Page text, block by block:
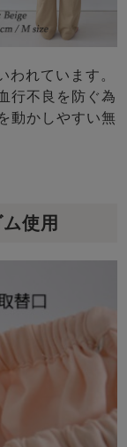
われています。
行不良を防ぐ為
動かしやすい無
使用